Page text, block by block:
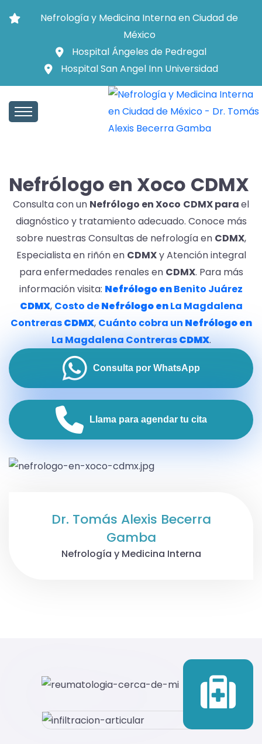
Nefrología y Medicina Interna en Ciudad de
México
Hospital Ángeles de Pedregal
Hospital San Angel Inn Universidad
Nefrólogo en Xoco CDMX
Consulta con un Nefrólogo en Xoco CDMX parael
diagnóstico y tratamiento adecuado. Conoce más
sobre nuestras Consultas de nefrología en CDMX,
Especialista en riñón en CDMXy Atención integral
para enfermedades renales en CDMX. Para más
información visita: Nefrólogo enBenito Juárez
CDMX, Costo deNefrólogo enLa Magdalena
ContrerasCDMX, Cuánto cobra un Nefrólogo en
La Magdalena ContrerasCDMX.
Consulta por WhatsApp
Llama para agendar tu cita
Dr. Tomás Alexis Becerra
Gamba
Nefrología y Medicina Interna